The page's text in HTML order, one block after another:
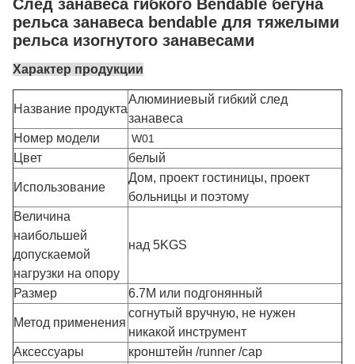
След занавеса гибкого Bendable бегуна
рельса занавеса bendable для тяжелыми
рельса изогнутого занавесами
Характер продукции
Название продукта
Алюминиевый гибкий след
занавеса
Номер модели
W01
Цвет белый
Использование
Дом, проект гостиницы, проект
больницы и поэтому
Величина
наибольшей
допускаемой
нагрузки на опору
над 5KGS
Размер 6.7M или подгонянный
Метод применения
согнутый вручную, не нужен
никакой инструмент
Аксессуары
кронштейн /runner /cap